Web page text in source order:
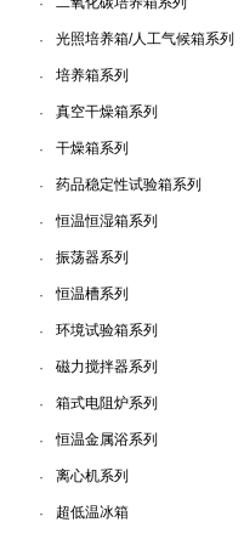
·
· 光照培养箱/人工气候箱系列
· 培养箱系列
· 真空干燥箱系列
· 干燥箱系列
· 药品稳定性试验箱系列
· 恒温恒湿箱系列
· 振荡器系列
· 恒温槽系列
· 环境试验箱系列
· 磁力搅拌器系列
· 箱式电阻炉系列
· 恒温金属浴系列
· 离心机系列
· 超低温冰箱